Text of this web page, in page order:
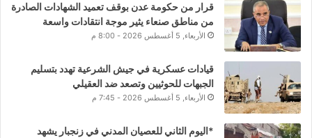
قرار من حكومة عدن بوقف تعميد الشهادات الصادرة
من مناطق صنعاء يثير موجة انتقادات واسعة
الأربعاء, 5 أغسطس 2026 - 8:00 م
قيادات عسكرية في جيش الشرعية تهدد بتسليم
الجبهات للحوثيين وتصعد ضد العقيلي
الأربعاء, 5 أغسطس 2026 - 7:45 م
*اليوم الثاني للعصيان المدني في زنجبار يشهد